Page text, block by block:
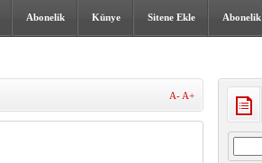
Abonelik Künye Sitene Ekle Abonelik
A- A+
Arama: